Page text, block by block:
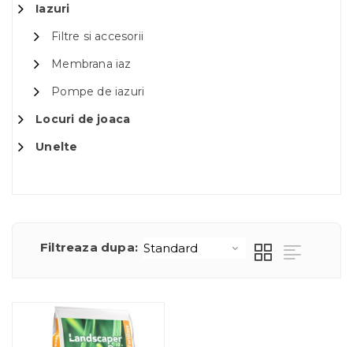
Iazuri
Filtre si accesorii
Membrana iaz
Pompe de iazuri
Locuri de joaca
Unelte
Filtreaza dupa: